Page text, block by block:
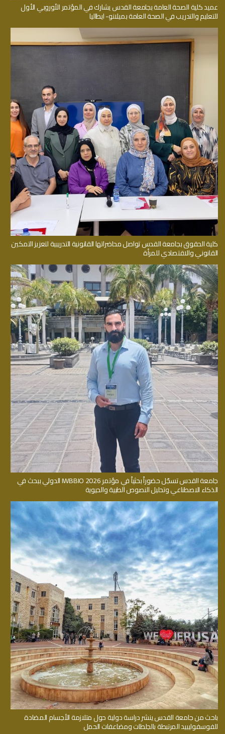
عميد كلية الصحة العامة بجامعة القدس يشارك في المؤتمر الأوروبي الأول
للتعليم والتدريب في الصحة العامة بميلانو- ايطاليا
كلية الحقوق بجامعة القدس تواصل محاضراتها القانونية التدريبية لتعزيز التمكين
القانوني والاقتصادي للمرأة
جامعة القدس تسجّل حضوراً بحثياً في مؤتمر IWBBIO 2026 الدولي ببحث في
الذكاء الاصطناعي وتحليل النصوص الطبية والحيوية
باحث من جامعة القدس ينشر دراسة دولية حول متلازمة الأجسام المضادة
للفوسفوليبيد المرتبطة بالجلطات ومضاعفات الحمل